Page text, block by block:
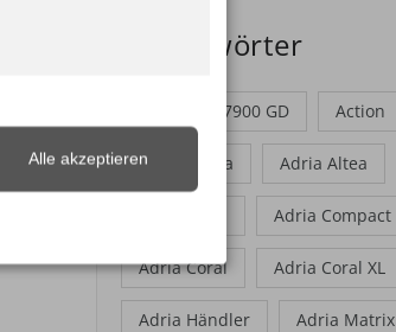
Schlagwörter
7900 GD Action
Adria Adora Adria Altea
Adria Compact
Adria Coral Adria Coral XL
Adria Händler Adria Matrix
Alle akzeptieren